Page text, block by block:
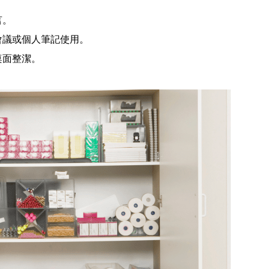
或個人筆記使用。
整潔。